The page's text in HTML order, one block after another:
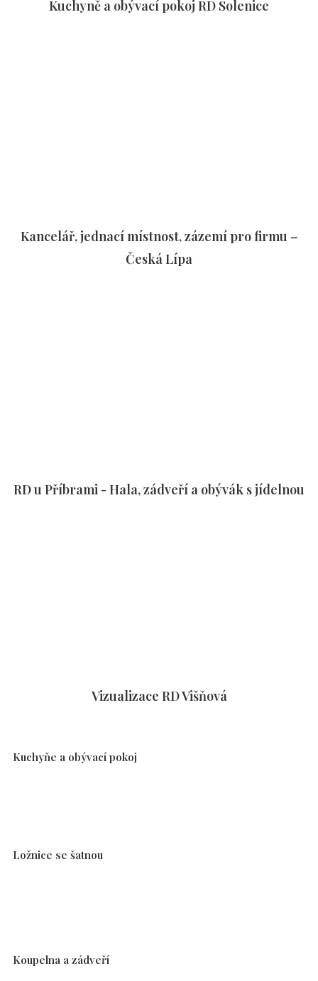
Kuchyně a obývací pokoj RD Solenice
Kancelář, jednací místnost, zázemí pro firmu –
Česká Lípa
RD u Příbrami - Hala, zádveří a obývák s jídelnou
Vizualizace RD Višňová
Kuchyňe a obývací pokoj
Ložnice se šatnou
Koupelna a zádveří